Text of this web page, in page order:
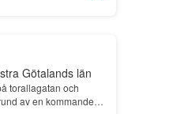
Götalands län
torallagatan och
av en kommande